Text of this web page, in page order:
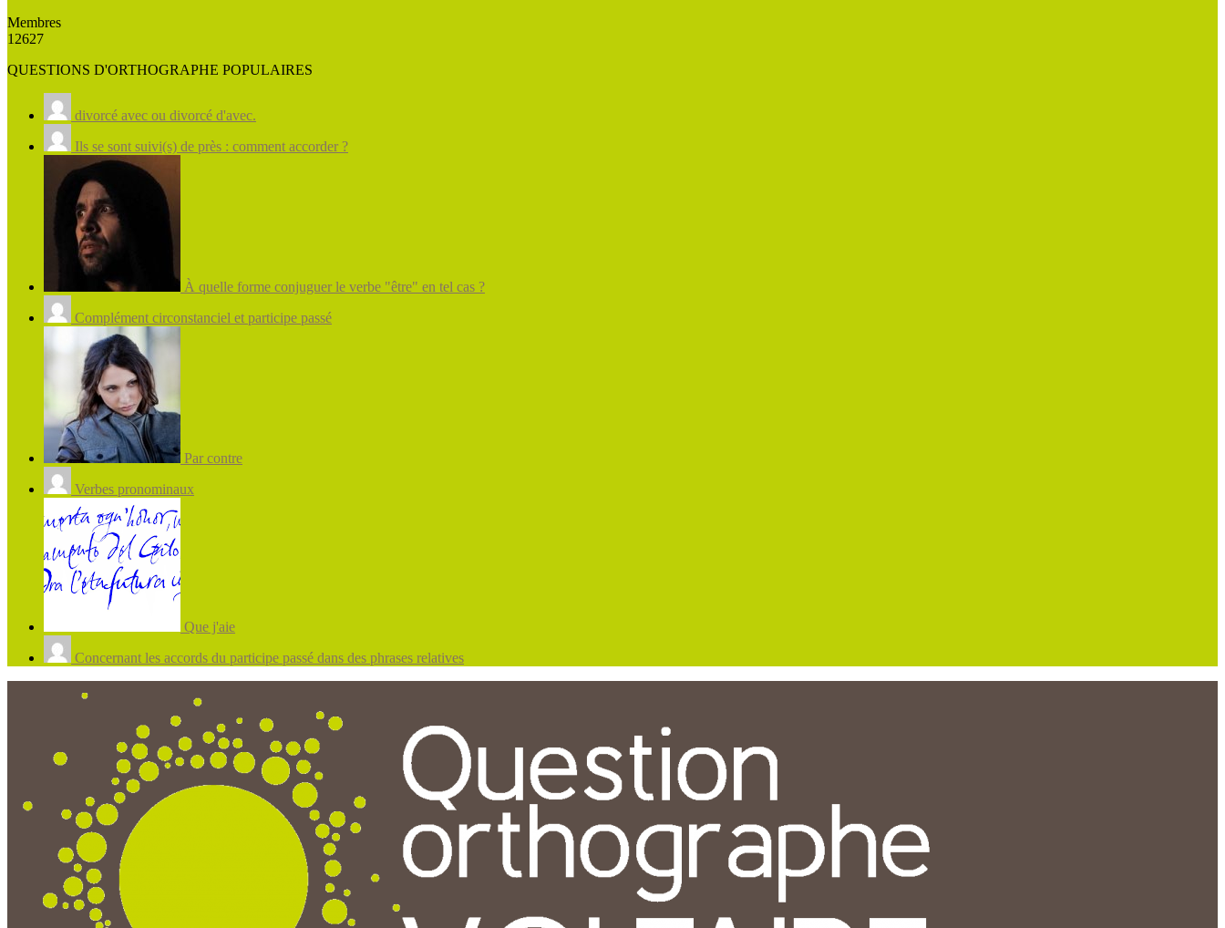
Membres
12627
QUESTIONS D'ORTHOGRAPHE POPULAIRES
divorcé avec ou divorcé d'avec.
Ils se sont suivi(s) de près : comment accorder ?
À quelle forme conjuguer le verbe "être" en tel cas ?
Complément circonstanciel et participe passé
Par contre
Verbes pronominaux
Que j'aie
Concernant les accords du participe passé dans des phrases relatives